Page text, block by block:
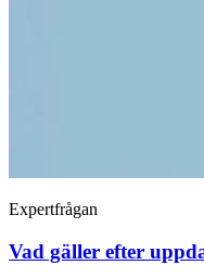
Expertfrågan
Vad gäller efter